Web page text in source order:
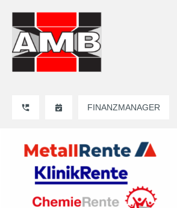
FINANZMANAGER